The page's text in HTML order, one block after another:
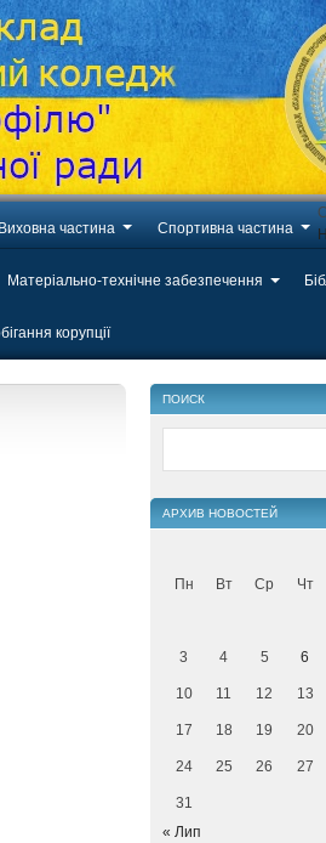
Виховна частина Спортивна частина
Матеріально-технічне забезпечення
корупції
ПОИСК
АРХИВ НОВОСТЕЙ
Пн Вт Ср Чт
3 4 5 6
10 11 12 13
17 18 19 20
24 25 26 27
31
« Лип